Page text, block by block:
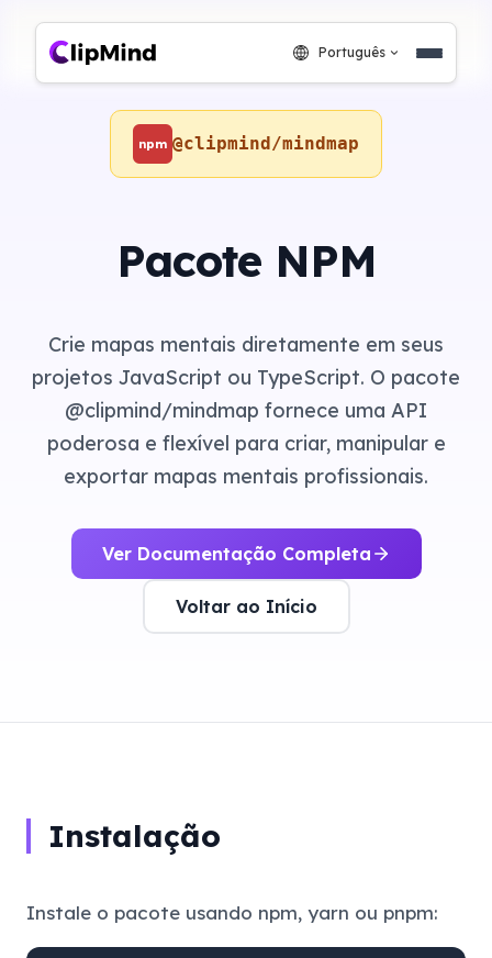
Português
npm @clipmind/mindmap
Pacote NPM
Crie mapas mentais diretamente em seus
projetos JavaScript ou TypeScript. O pacote
@clipmind/mindmap fornece uma API
poderosa e flexível para criar, manipular e
exportar mapas mentais profissionais.
Ver Documentação Completa
Voltar ao Início
Instalação
Instale o pacote usando npm, yarn ou pnpm: